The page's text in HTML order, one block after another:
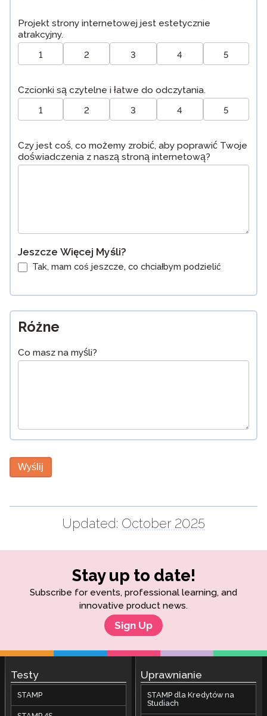
Projekt strony internetowej jest estetycznie
atrakcyjny.
1 2 3 4 5
Czcionki są czytelne i łatwe do odczytania.
1 2 3 4 5
Czy jest coś, co możemy zrobić, aby poprawić Twoje
doświadczenia z naszą stroną internetową?
Jeszcze Więcej Myśli?
Tak, mam coś jeszcze, co chciałbym podzielić
Różne
Co masz na myśli?
Wyślij
Updated: October 2025
Stay up to date!
Subscribe for events, professional learning, and
innovative product news.
Sign Up
Testy
STAMP
Uprawnianie
STAMP dla Kredytów na
Studiach